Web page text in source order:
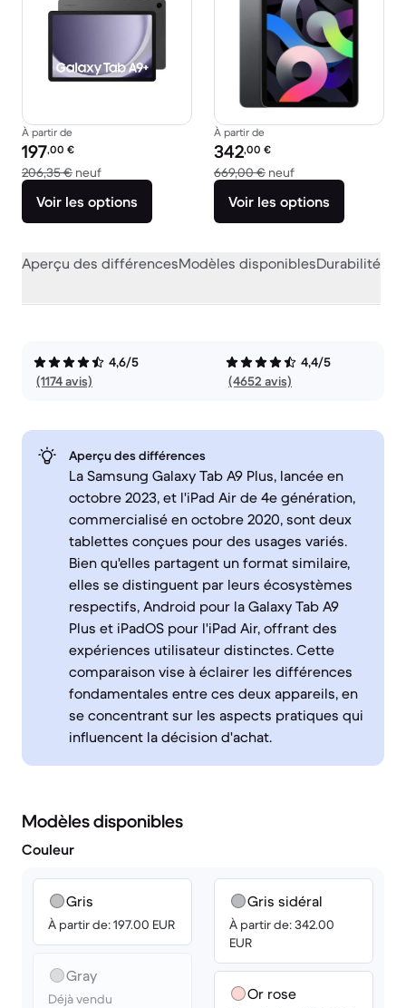
À partir de
Prix reconditionné :
197,00 €
206,35 € neufcontre 206,35 € neuf
Voir les options
À partir de
Prix reconditionné :
342,00 €
669,00 € neufcontre 669,00 €
Voir les options
Aperçu des différencesModèles disponiblesDurabilité
4,6/5
(1174 avis)
4,4/5
(4652 avis)
Aperçu des différences
La Samsung Galaxy Tab A9 Plus, lancée en
octobre 2023, et l'iPad Air de 4e génération,
commercialisé en octobre 2020, sont deux
tablettes conçues pour des usages variés.
Bien qu'elles partagent un format similaire,
elles se distinguent par leurs écosystèmes
respectifs, Android pour la Galaxy Tab A9
Plus et iPadOS pour l'iPad Air, offrant des
expériences utilisateur distinctes. Cette
comparaison vise à éclairer les différences
fondamentales entre ces deux appareils, en
se concentrant sur les aspects pratiques qui
influencent la décision d'achat.
Modèles disponibles
Couleur
Gris
À partir de: 197.00 EUR
Gray
Déjà vendu
Gris sidéral
À partir de: 342.00
EUR
Or rose